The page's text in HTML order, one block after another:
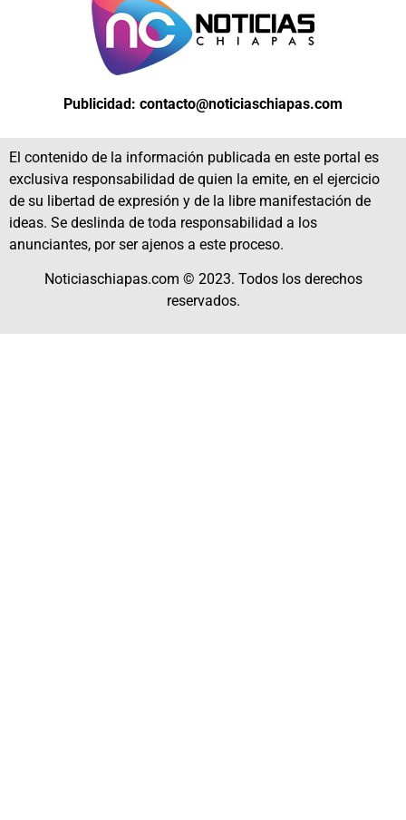
Publicidad: contacto@noticiaschiapas.com
El contenido de la información publicada en este portal es
exclusiva responsabilidad de quien la emite, en el ejercicio
de su libertad de expresión y de la libre manifestación de
ideas. Se deslinda de toda responsabilidad a los
anunciantes, por ser ajenos a este proceso.
Noticiaschiapas.com © 2023. Todos los derechos
reservados.